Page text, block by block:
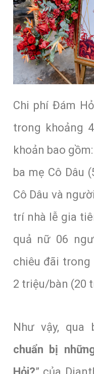
Chi phí Đám
trong khoảng
khoản bao
ba mẹ Cô Dâu
Cô Dâu và
trí nhà lễ gia
quả nữ 06
chiêu đãi trong
2 triệu/bàn (20
Như vậy, qua
chuẩn bị